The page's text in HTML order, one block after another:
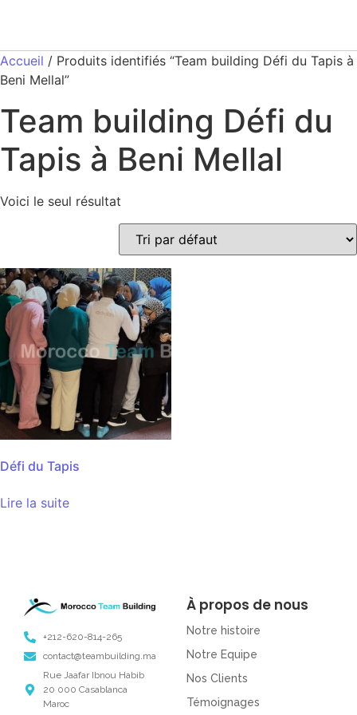
Accueil / Produits identifiés “Team building Défi du Tapis à
Beni Mellal”
Team building Défi du
Tapis à Beni Mellal
Voici le seul résultat
Défi du Tapis
Lire la suite
+212-620-814-265
contact@teambuilding.ma
Rue Jaafar Ibnou Habib
20 000 Casablanca
Maroc
À propos de nous
Notre histoire
Notre Equipe
Nos Clients
Témoignages